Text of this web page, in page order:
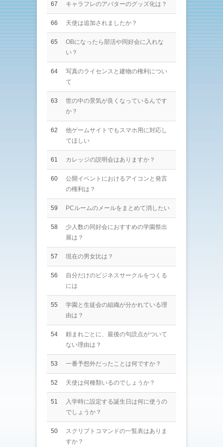
67 キャラフレのアバターのグッズ化は？
66 天使は追加されましたか？
65
OBになったら部活や同好会に入れな
い？
64
写真のライセンスと建物の権利につい
て
63
世の中の景気が良くなっているんです
か？
62
他ゲームサイトでもスマホ用に対応し
てほしい
61 カレッジの説明会はありますか？
60
公開イベントにおけるアイコンと発言
の権利は？
59 PCルームのメールをまとめて消したい
58
少人数の同好会におすすめの学園祭出
展は？
57 現在の男女比は？
56
自分だけのビジネスサークルをつくる
には
55
学園と生徒会の組織が分かれている理
由は？
54
頼まれごとに、最後の句読点がついて
ない理由は？
53 一番予想外だったことは何ですか？
52 天使は何種類いるのでしょうか？
51
入学時に設定する誕生日は何に使うの
でしょうか？
50
スクリプトコマンドの一覧表はありま
すか？